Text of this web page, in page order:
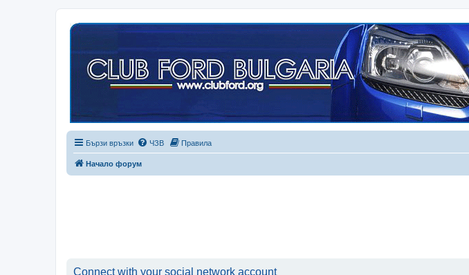
Бързи връзки ЧЗВ Правила
Начало форум
Connect with your social network account